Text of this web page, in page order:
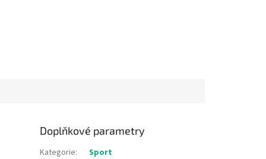
Doplňkové parametry
Kategorie:
Sport